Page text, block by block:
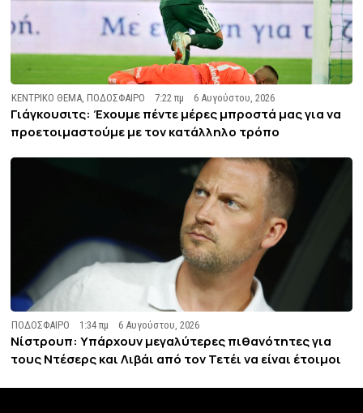
ΚΕΝΤΡΙΚΟ ΘΕΜΑ,ΠΟΔΟΣΦΑΙΡΟ 7:22 πμ 6 Αυγούστου, 2026
Γιάγκουσιτς: Έχουμε πέντε μέρες μπροστά μας για να
προετοιμαστούμε με τον κατάλληλο τρόπο
ΠΟΔΟΣΦΑΙΡΟ 1:34 πμ 6 Αυγούστου, 2026
Νίστρουπ: Υπάρχουν μεγαλύτερες πιθανότητες για
τους Ντέσερς και Λιβάι από τον Τετέι να είναι έτοιμοι